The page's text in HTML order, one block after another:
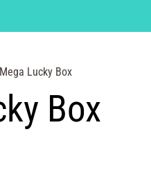
Lucky Box
Box